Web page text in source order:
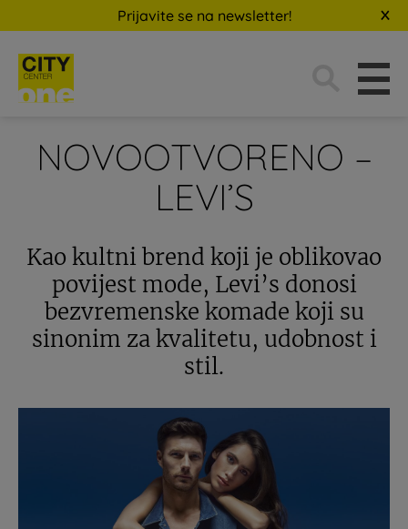
Prijavite se na newsletter!
NOVOOTVORENO –
LEVI’S
Kao kultni brend koji je oblikovao
povijest mode, Levi’s donosi
bezvremenske komade koji su
sinonim za kvalitetu, udobnost i
stil.